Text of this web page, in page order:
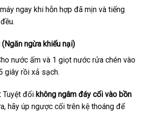
ngay khi hỗn hợp đã mịn và tiếng
ngừa khiếu nại)
nước ấm và 1 giọt nước rửa chén vào
giây rồi xả sạch.
Tuyệt đối không ngâm đáy cối vào bồn
hãy úp ngược cối trên kệ thoáng để